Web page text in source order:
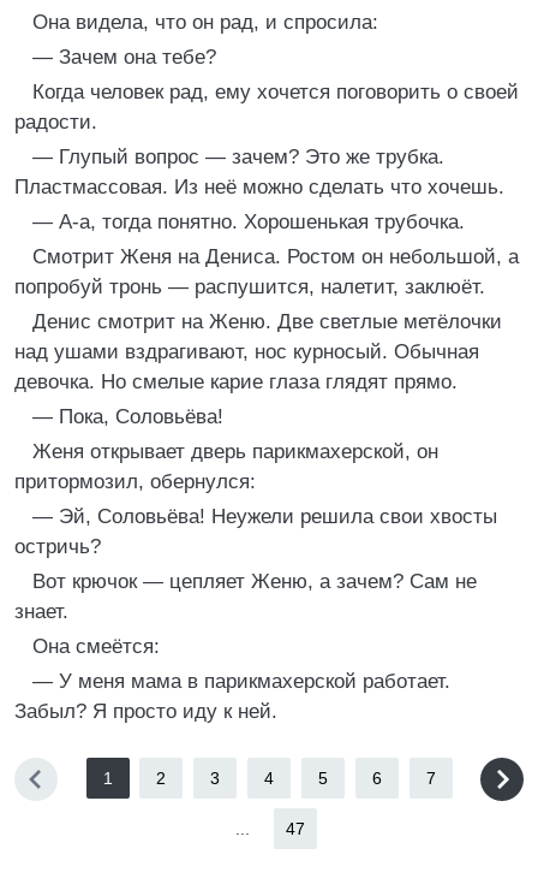
Она видела, что он рад, и спросила:
— Зачем она тебе?
Когда человек рад, ему хочется поговорить о своей
радости.
— Глупый вопрос — зачем? Это же трубка.
Пластмассовая. Из неё можно сделать что хочешь.
— А-а, тогда понятно. Хорошенькая трубочка.
Смотрит Женя на Дениса. Ростом он небольшой, а
попробуй тронь — распушится, налетит, заклюёт.
Денис смотрит на Женю. Две светлые метёлочки
над ушами вздрагивают, нос курносый. Обычная
девочка. Но смелые карие глаза глядят прямо.
— Пока, Соловьёва!
Женя открывает дверь парикмахерской, он
притормозил, обернулся:
— Эй, Соловьёва! Неужели решила свои хвосты
остричь?
Вот крючок — цепляет Женю, а зачем? Сам не
знает.
Она смеётся:
— У меня мама в парикмахерской работает.
Забыл? Я просто иду к ней.
1 2 3 4 5 6 7
47